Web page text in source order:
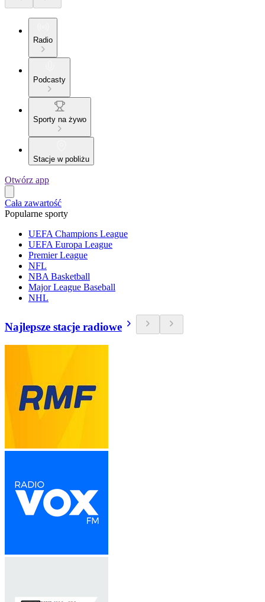
Radio
Podcasty
Sporty na żywo
Stacje w pobliżu
Otwórz app
Cała zawartość
Popularne sporty
UEFA Champions League
UEFA Europa League
Premier League
NFL
NBA Basketball
Major League Baseball
NHL
Najlepsze stacje radiowe